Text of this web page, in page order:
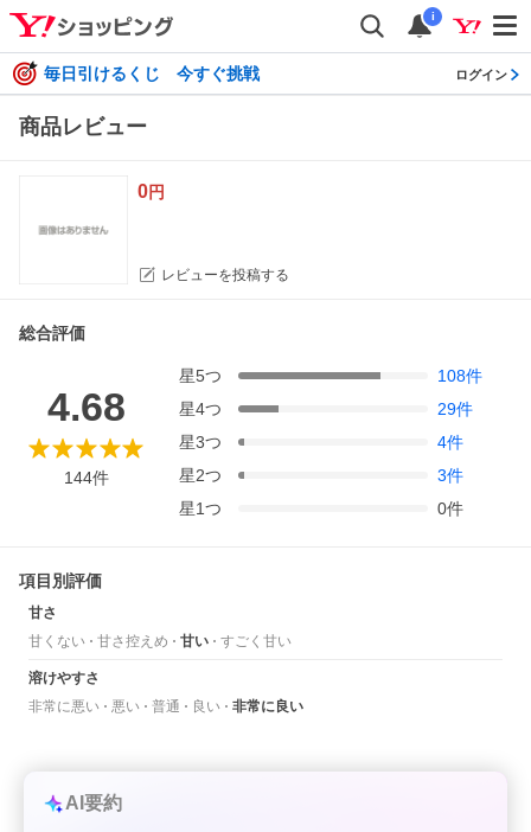
i
毎日引けるくじ 今すぐ挑戦 ログイン
商品レビュー
0円
レビューを投稿する
総合評価
4.68
144件
星5つ 108件
星4つ 29件
星3つ 4件
星2つ 3件
星1つ 0件
項目別評価
甘さ
甘くない
甘さ控えめ 甘い すごく甘い
溶けやすさ
非常に悪い
悪い 普通 良い 非常に良い
AI要約